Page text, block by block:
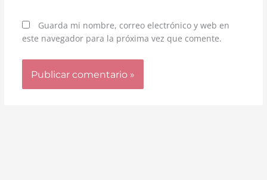
Guarda mi nombre, correo electrónico y web en
este navegador para la próxima vez que comente.